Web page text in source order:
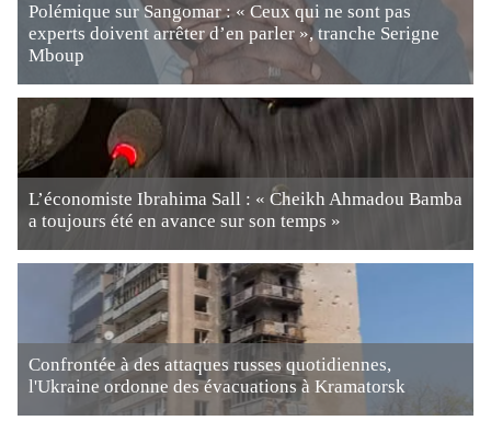
Polémique sur Sangomar : « Ceux qui ne sont pas
experts doivent arrêter d’en parler », tranche Serigne
Mboup
L’économiste Ibrahima Sall : « Cheikh Ahmadou Bamba
a toujours été en avance sur son temps »
Confrontée à des attaques russes quotidiennes,
l'Ukraine ordonne des évacuations à Kramatorsk